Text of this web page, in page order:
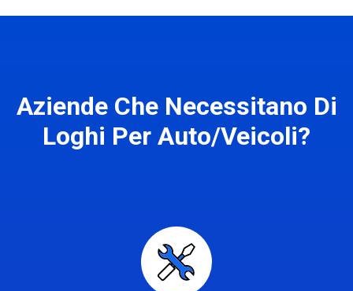
Aziende Che Necessitano Di
Loghi Per Auto/Veicoli?